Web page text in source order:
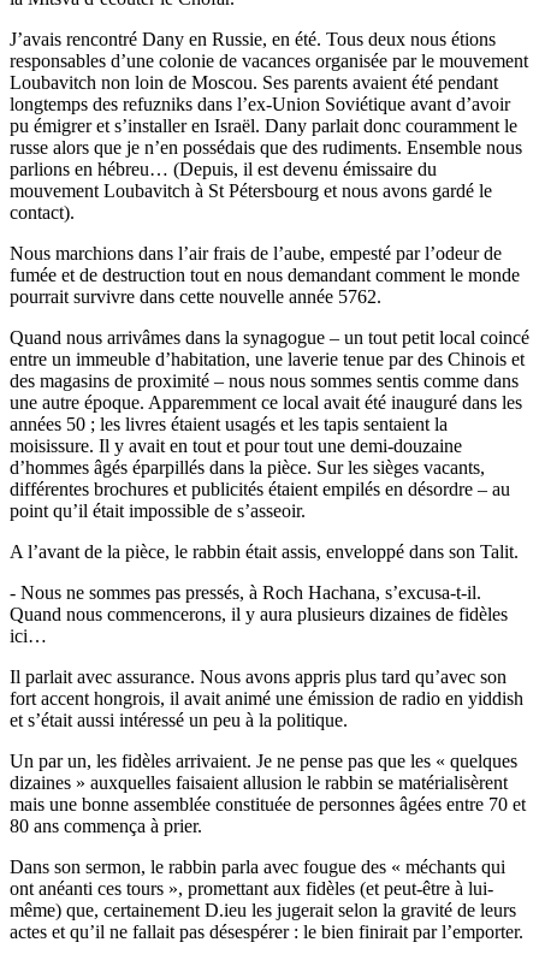
J’avais rencontré Dany en Russie, en été. Tous deux nous étions
responsables d’une colonie de vacances organisée par le mouvement
Loubavitch non loin de Moscou. Ses parents avaient été pendant
longtemps des refuzniks dans l’ex-Union Soviétique avant d’avoir
pu émigrer et s’installer en Israël. Dany parlait donc couramment le
russe alors que je n’en possédais que des rudiments. Ensemble nous
parlions en hébreu… (Depuis, il est devenu émissaire du
mouvement Loubavitch à St Pétersbourg et nous avons gardé le
contact).
Nous marchions dans l’air frais de l’aube, empesté par l’odeur de
fumée et de destruction tout en nous demandant comment le monde
pourrait survivre dans cette nouvelle année 5762.
Quand nous arrivâmes dans la synagogue – un tout petit local coincé
entre un immeuble d’habitation, une laverie tenue par des Chinois et
des magasins de proximité – nous nous sommes sentis comme dans
une autre époque. Apparemment ce local avait été inauguré dans les
années 50 ; les livres étaient usagés et les tapis sentaient la
moisissure. Il y avait en tout et pour tout une demi-douzaine
d’hommes âgés éparpillés dans la pièce. Sur les sièges vacants,
différentes brochures et publicités étaient empilés en désordre – au
point qu’il était impossible de s’asseoir.
A l’avant de la pièce, le rabbin était assis, enveloppé dans son Talit.
- Nous ne sommes pas pressés, à Roch Hachana, s’excusa-t-il.
Quand nous commencerons, il y aura plusieurs dizaines de fidèles
ici…
Il parlait avec assurance. Nous avons appris plus tard qu’avec son
fort accent hongrois, il avait animé une émission de radio en yiddish
et s’était aussi intéressé un peu à la politique.
Un par un, les fidèles arrivaient. Je ne pense pas que les « quelques
dizaines » auxquelles faisaient allusion le rabbin se matérialisèrent
mais une bonne assemblée constituée de personnes âgées entre 70 et
80 ans commença à prier.
Dans son sermon, le rabbin parla avec fougue des « méchants qui
ont anéanti ces tours », promettant aux fidèles (et peut-être à lui-
même) que, certainement D.ieu les jugerait selon la gravité de leurs
actes et qu’il ne fallait pas désespérer : le bien finirait par l’emporter.